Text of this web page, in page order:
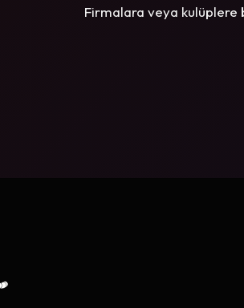
Firmalara veya kulüplere